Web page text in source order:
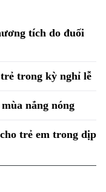
tích do đuối
trong kỳ nghỉ lễ
nắng nóng
trẻ em trong dịp